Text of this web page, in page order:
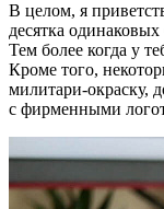
В целом, я
десятка
Тем более когда у
Кроме того,
милитари-окраску,
с фирменными